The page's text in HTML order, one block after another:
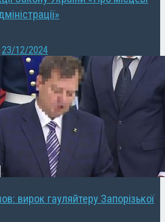
23/12/2024
вирок гауляйтеру Запорізької